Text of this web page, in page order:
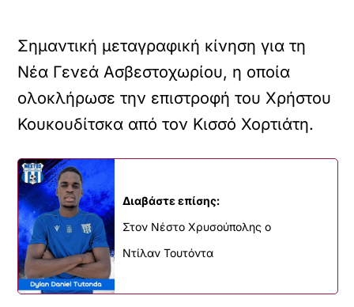
Σημαντική μεταγραφική κίνηση για τη
Νέα Γενεά Ασβεστοχωρίου, η οποία
ολοκλήρωσε την επιστροφή του Χρήστου
Κουκουδίτσκα από τον Κισσό Χορτιάτη.
Διαβάστε επίσης:
Στον Νέστο Χρυσούπολης ο
Ντίλαν Τουτόντα